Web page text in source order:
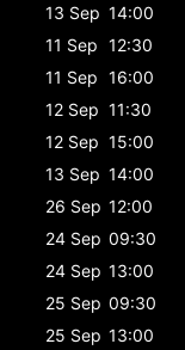
13 Sep 14:00
11 Sep 12:30
11 Sep 16:00
12 Sep 11:30
12 Sep 15:00
13 Sep 14:00
26 Sep 12:00
24 Sep 09:30
24 Sep 13:00
25 Sep 09:30
25 Sep 13:00